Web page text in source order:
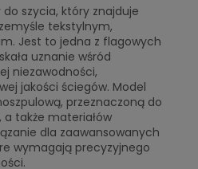
szycia, który znajduje
tekstylnym,
Jest to jedna z flagowych
uznanie wśród
niezawodności,
jakości ściegów. Model
przeznaczoną do
także materiałów
dla zaawansowanych
wymagają precyzyjnego